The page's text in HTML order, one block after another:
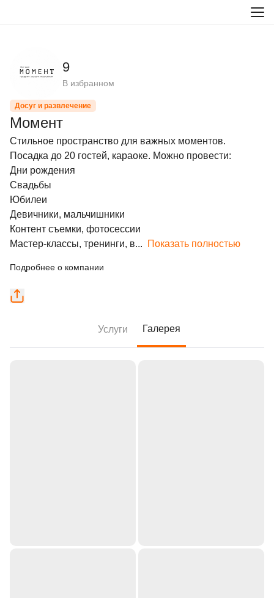
9
В избранном
Досуг и развлечение
Момент
Стильное пространство для важных моментов.
Посадка до 20 гостей, караоке. Можно провести:
Дни рождения
Свадьбы
Юбилеи
Девичники, мальчишники
Контент съемки, фотосессии
Мастер-классы, тренинги, в... Показать полностью
Подробнее о компании
Услуги Галерея